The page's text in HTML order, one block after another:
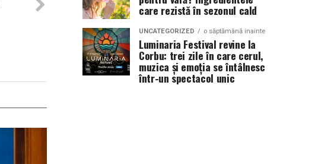
care rezistă în sezonul cald
UNCATEGORIZED o săptămână inainte
Luminaria Festival revine la
Corbu: trei zile în care cerul,
muzica și emoția se întâlnesc
într-un spectacol unic